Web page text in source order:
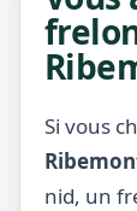
Si vous
nid, un